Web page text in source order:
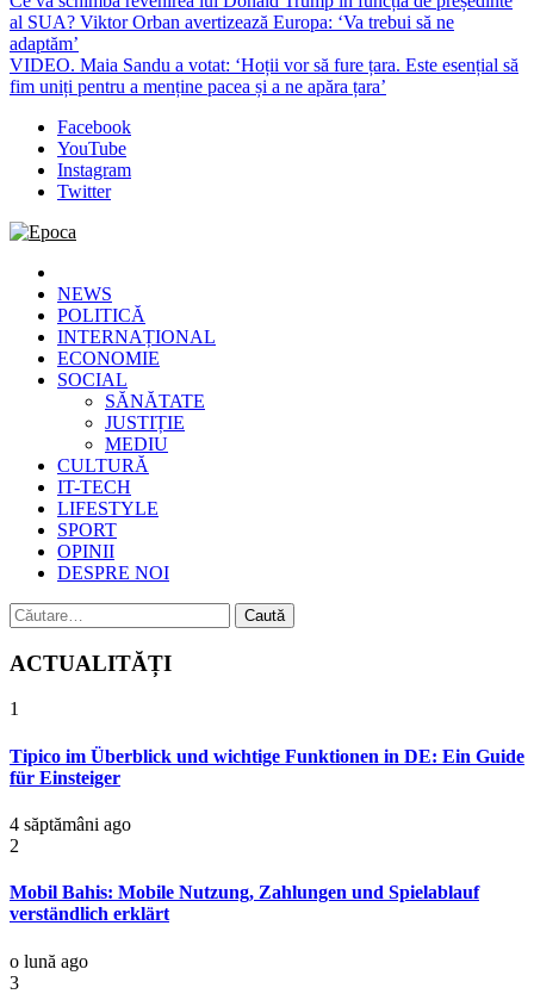
al SUA? Viktor Orban avertizează Europa: ‘Va trebui să ne
adaptăm’
VIDEO. Maia Sandu a votat: ‘Hoții vor să fure țara. Este esențial să
fim uniți pentru a menține pacea și a ne apăra țara’
Facebook
YouTube
Instagram
Twitter
Epoca
Cele mai noi știri online din România
NEWS
POLITICĂ
INTERNAȚIONAL
ECONOMIE
SOCIAL
SĂNĂTATE
JUSTIȚIE
MEDIU
CULTURĂ
IT-TECH
LIFESTYLE
SPORT
OPINII
DESPRE NOI
Caută
după:
ACTUALITĂȚI
1
Tipico im Überblick und wichtige Funktionen in DE: Ein Guide
für Einsteiger
4 săptămâni ago
2
Mobil Bahis: Mobile Nutzung, Zahlungen und Spielablauf
verständlich erklärt
o lună ago
3